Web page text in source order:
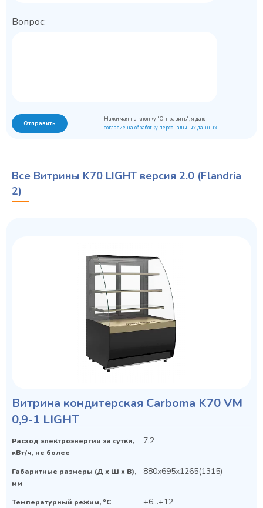
Вопрос:
Отправить
Нажимая на кнопку "Отправить", я даю
согласие на обработку персональных данных
Все Витрины K70 LIGHT версия 2.0 (Flandria
2)
Витрина кондитерская Carboma K70 VM
0,9-1 LIGHT
Расход электроэнергии за сутки,
кВт/ч, не более
7,2
Габаритные размеры (Д х Ш х В),
мм
880х695х1265(1315)
Температурный режим, °C +6...+12